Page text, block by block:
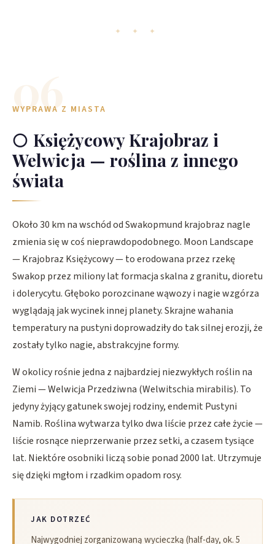
✦ ✦ ✦
06
WYPRAWA Z MIASTA
🌕 Księżycowy Krajobraz i
Welwicja — roślina z innego
świata
Około 30 km na wschód od Swakopmund krajobraz nagle
zmienia się w coś nieprawdopodobnego. Moon Landscape
— Krajobraz Księżycowy — to erodowana przez rzekę
Swakop przez miliony lat formacja skalna z granitu, dioretu
i dolerycytu. Głęboko porozcinane wąwozy i nagie wzgórza
wyglądają jak wycinek innej planety. Skrajne wahania
temperatury na pustyni doprowadziły do tak silnej erozji, że
zostały tylko nagie, abstrakcyjne formy.
W okolicy rośnie jedna z najbardziej niezwykłych roślin na
Ziemi — Welwicja Przedziwna (Welwitschia mirabilis). To
jedyny żyjący gatunek swojej rodziny, endemit Pustyni
Namib. Roślina wytwarza tylko dwa liście przez całe życie —
liście rosnące nieprzerwanie przez setki, a czasem tysiące
lat. Niektóre osobniki liczą sobie ponad 2000 lat. Utrzymuje
się dzięki mgłom i rzadkim opadom rosy.
JAK DOTRZEĆ
Najwygodniej zorganizowaną wycieczką (half-day, ok. 5